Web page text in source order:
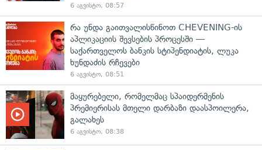
6 აგვისტო, 08:57
რა უნდა გაითვალისწინოთ CHEVENING-ის
აპლიკაციის შევსების პროცესში —
საქართველოს ბანკის სტიპენდიატის, ლუკა
ხუნდაძის რჩევები
6 აგვისტო, 08:51
მაყურებელი, რომელმაც სპაიდერმენის
პრემიერისას მთელი დარბაზი დაასპოილერა,
გალახეს
6 აგვისტო, 08:38